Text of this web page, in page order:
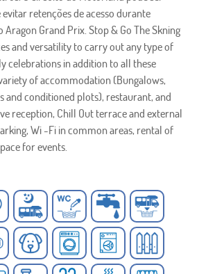
evitar retenções de acesso durante
Aragon Grand Prix. Stop & Go The Skning
and versatility to carry out any type of
celebrations in addition to all these
of accommodation (Bungalows,
and conditioned plots), restaurant, and
reception, Chill Out terrace and external
Wi -Fi in common areas, rental of
for events.